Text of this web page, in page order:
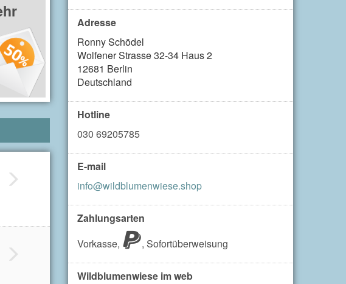
Adresse
Ronny Schödel
Wolfener Strasse 32-34 Haus 2
12681 Berlin
Deutschland
Hotline
030 69205785
E-mail
info@wildblumenwiese.shop
Zahlungsarten
Vorkasse,
, Sofortüberweisung
Wildblumenwiese im web